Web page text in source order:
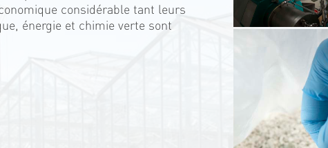
considérable tant leurs
énergie et chimie verte sont